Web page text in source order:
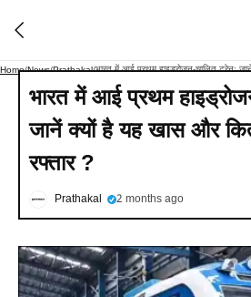
Home/News/Prathakal/
भारत में आई प्रथम
जानें क्यों है यह खास और
रफ्तार ?
Prathakal 2 months ago